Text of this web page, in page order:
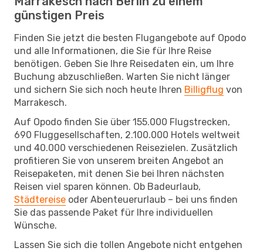
günstigen Preis
Finden Sie jetzt die besten Flugangebote auf Opodo
und alle Informationen, die Sie für Ihre Reise
benötigen. Geben Sie Ihre Reisedaten ein, um Ihre
Buchung abzuschließen. Warten Sie nicht länger
und sichern Sie sich noch heute Ihren Billigflug von
Marrakesch.
Auf Opodo finden Sie über 155.000 Flugstrecken,
690 Fluggesellschaften, 2.100.000 Hotels weltweit
und 40.000 verschiedenen Reisezielen. Zusätzlich
profitieren Sie von unserem breiten Angebot an
Reisepaketen, mit denen Sie bei Ihren nächsten
Reisen viel sparen können. Ob Badeurlaub,
Städtereise oder Abenteuerurlaub – bei uns finden
Sie das passende Paket für Ihre individuellen
Wünsche.
Lassen Sie sich die tollen Angebote nicht entgehen